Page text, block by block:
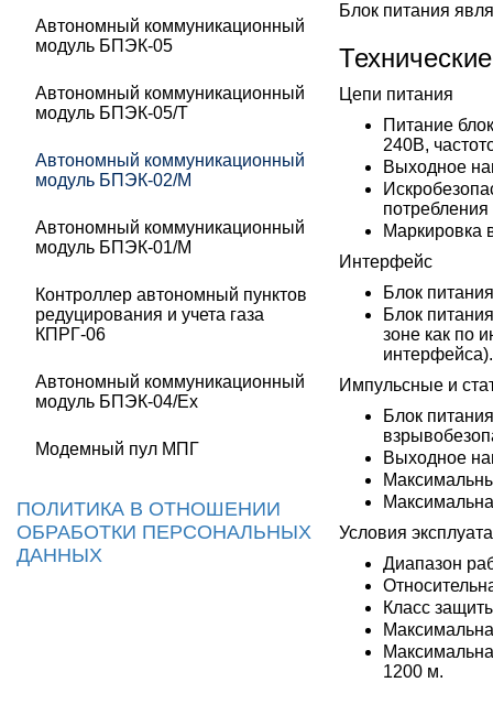
Автономный коммуникационный
модуль БПЭК-05
Автономный коммуникационный
модуль БПЭК-05/Т
Автономный коммуникационный
модуль БПЭК-02/М
Автономный коммуникационный
модуль БПЭК-01/М
Контроллер автономный пунктов
редуцирования и учета газа
КПРГ-06
Автономный коммуникационный
модуль БПЭК-04/Ex
Модемный пул МПГ
ПОЛИТИКА В ОТНОШЕНИИ
ОБРАБОТКИ ПЕРСОНАЛЬНЫХ
ДАННЫХ
Блок питания
Цепи питания
Питание
240В,
Выходное
Интерфейс
Блок
Блок
зоне как по
интерфейса).
Импульсные и
Блок
Выходное
Условия
Диапазон
Класс
1200 м.